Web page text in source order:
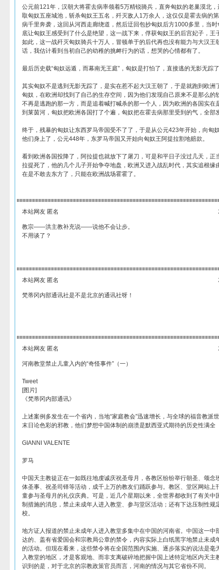
公元前121年，汉朝大将霍去病率领着5万精锐骑兵，直奔匈奴的老巢漠北
取匈奴五座城池，斩杀匈奴王五名，歼灭敌人1万余人，这仅仅是霍去病的
病千里奔袭，这回从河西走廊绕道，然后迂回包抄匈奴后方1000多里，当
底让匈奴王感受到了什么是绝望，这一战下来，俘获匈奴王的后宫妃子，王
如此，这一战歼灭匈奴骑兵十万人，冒顿单于的后代再也没有能力与大汉王
话，我估计看到当初自己的幼稚的挑衅行为的话，想哭的心情都有了。
最后历史载“匈奴远遁，而幕南无王庭”，匈奴是打怕了，直接逃的无影无踪
其实匈奴不是逃到无影无踪了，是实在惹不起大汉王朝了，于是就跑到欧洲
匈奴，在欧洲却找到了自己的生存空间，因为他们发现自己原来不是那么的
不再是逃跑的那一方，而是追着喊打喊杀的那一个人，因为欧洲的各国实在
到莱茵河，匈奴把欧洲各国打了个遍，匈奴把在霍去病那里受到的气，全部
终于，残暴的匈奴让东西罗马帝国受不了了，于是从公元423年开始，向匈
他们身上了，公元448年，东罗马帝国又开始向匈奴王阿提拉割地赔款。
看到欧洲各国投降了，阿拉提也就放下了屠刀，可是和平日子没过几天，正
拉提死了，他的几个儿子开始争夺地盘，欧洲又进入战乱时代，其实追根缘
在是不敢去东方了，只能在欧洲战场霍霍了。
本站网友 匿名
教宗——洪主教补充说——说他不会让步。
不用谈了？
本站网友 匿名
梵蒂冈内部通讯社是不是北京的通讯社呀！
本站网友 匿名
河南教堂禁止儿童入内的“奇怪事件”（一）
Tweet
[图片]
《梵蒂冈内部通讯》
上述案例多发生在一个省内，当地“家庭教会”迅速增长，与全球的福音教派
末日论色彩的邪教，他们梦想中国体制的崩溃是默西亚式期待的历史性满全
GIANNI VALENTE
罗马
中国天主教徒正在一如既往地虔诚庆祝圣母月，各教区纷纷举行朝圣、颂念
体圣事、祝圣司铎等活动，成千上万的教友们踊跃参与。教区、堂区网站上
童参与圣母月的礼仪庆典。可是，近几个星期以来，全世界都收到了有关中
制措施的消息，禁止未成年人进入教堂、参与堂区活动；还有下达压制性规
校。
地方证人报道的禁止未成年人进入教堂多集中在中国的河南省。中国这一中
达的、盖有省爱国会和宗教局公章的禁令，内容实际上白纸黑字地禁止未成
的活动。但现在看来，这些禁令将在全国范围内实施、逐步落实的说法是毫
入教堂的地区，才是客观地、而非支离破碎地把握中国上述特定地区内天主
识到的是，对于北京的宗教政策官员而言，河南的情况与其它省份不同。